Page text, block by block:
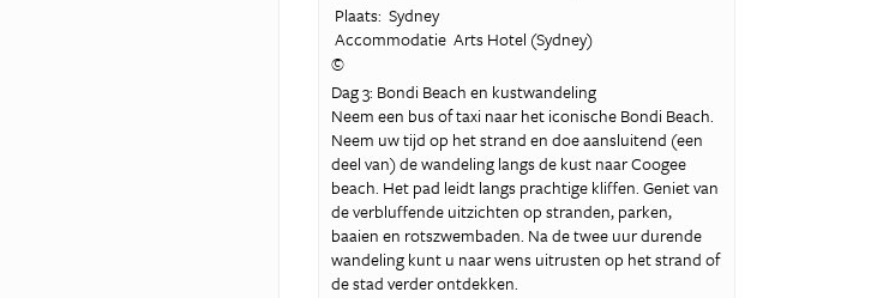
Plaats: Sydney
Accommodatie Arts Hotel (Sydney)
©
Dag 3: Bondi Beach en kustwandeling
Neem een bus of taxi naar het iconische Bondi Beach.
Neem uw tijd op het strand en doe aansluitend (een
deel van) de wandeling langs de kust naar Coogee
beach. Het pad leidt langs prachtige kliffen. Geniet van
de verbluffende uitzichten op stranden, parken,
baaien en rotszwembaden. Na de twee uur durende
wandeling kunt u naar wens uitrusten op het strand of
de stad verder ontdekken.